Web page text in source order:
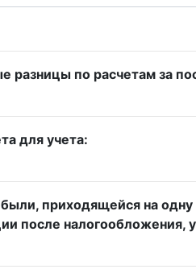
разницы по расчетам за
для учета:
приходящейся на
после